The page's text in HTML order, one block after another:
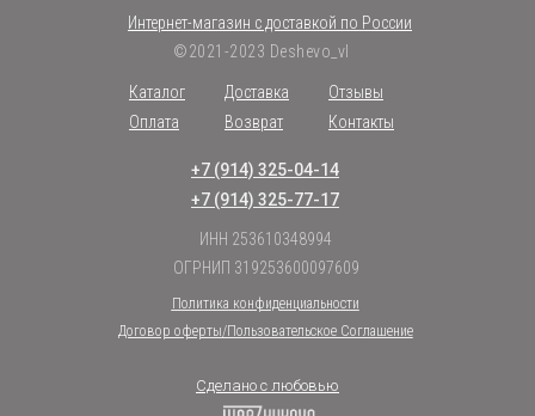
©2021-2023 Deshevo_vl
Каталог
Интернет-магазин с доставкой по России
Возврат
Отзывы
Оплата
Контакты
Доставка
ИНН 253610348994
ОГРНИП 319253600097609
Политика конфиденциальности
Договор оферты/Пользовательское Соглашение
+7 (914) 325-04-14
+7 (914) 325-77-17
Сделано с любовью